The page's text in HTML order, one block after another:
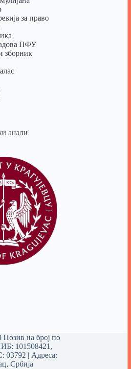
за право
ПФУ
зборник
анали
на број по
101508421,
| Aдреса:
Србија